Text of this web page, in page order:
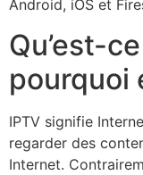
Android, iOS et
Qu’est-
pourquoi
IPTV signifie
regarder des
Internet.